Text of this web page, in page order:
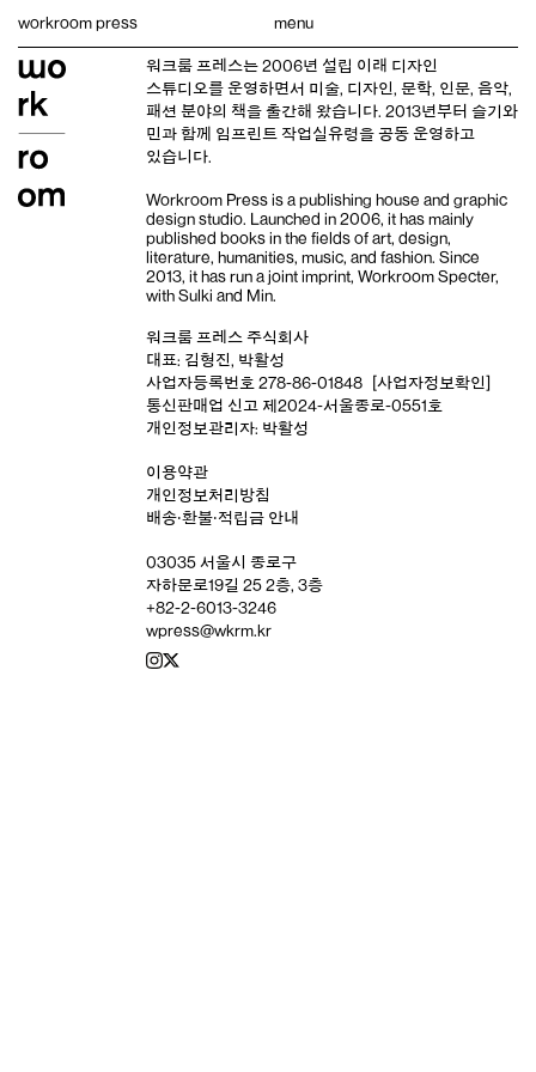
workroom press menu
워크룸 프레스는 2006년 설립 이래 디자인
스튜디오를 운영하면서 미술, 디자인, 문학, 인문, 음악,
패션 분야의 책을 출간해 왔습니다. 2013년부터 슬기와
민과 함께 임프린트 작업실유령을 공동 운영하고
있습니다.
Workroom Press is a publishing house and graphic
design studio. Launched in 2006, it has mainly
published books in the fields of art, design,
literature, humanities, music, and fashion. Since
2013, it has run a joint imprint, Workroom Specter,
with Sulki and Min.
워크룸 프레스 주식회사
대표: 김형진, 박활성
사업자등록번호 278-86-01848
[사업자정보확인]
통신판매업 신고 제2024-서울종로-0551호
개인정보관리자: 박활성
이용약관
개인정보처리방침
배송‧환불‧적립금 안내
03035 서울시 종로구
자하문로19길 25 2층, 3층
+82-2-6013-3246
wpress@wkrm.kr